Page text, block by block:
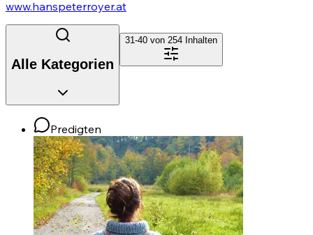
www.hanspeterroyer.at
Alle Kategorien
31-40 von 254 Inhalten
Predigten